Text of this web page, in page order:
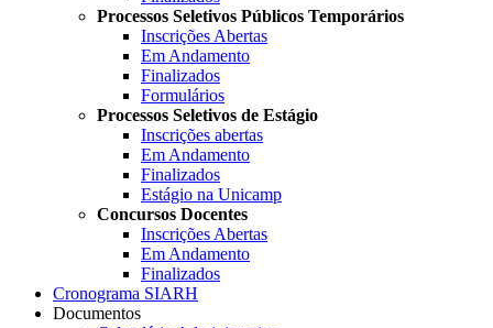
Processos Seletivos Públicos Temporários
Inscrições Abertas
Em Andamento
Finalizados
Formulários
Processos Seletivos de Estágio
Inscrições abertas
Em Andamento
Finalizados
Estágio na Unicamp
Concursos Docentes
Inscrições Abertas
Em Andamento
Finalizados
Cronograma SIARH
Documentos